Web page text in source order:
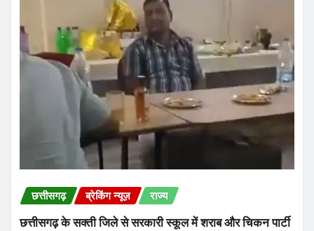
छत्तीसगढ़ ब्रेकिंग न्यूज़ राज्य
छत्तीसगढ़ के सक्ती जिले से सरकारी स्कूल में शराब और चिकन पार्टी